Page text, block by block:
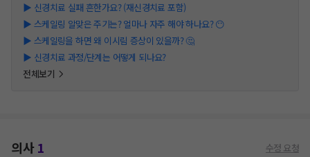
▶ 신경치료 실패 흔한가요? (재신경치료 포함)
▶ 스케일링 알맞은 주기는? 얼마나 자주 해야 하나요? 😶
▶ 스케일링을 하면 왜 이시림 증상이 있을까? 🤔
▶ 신경치료 과정/단계는 어떻게 되나요?
전체보기
의사1 수정 요청